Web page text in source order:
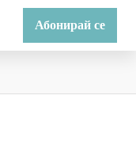
Абонирай се